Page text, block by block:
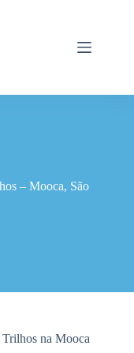
– Mooca, São
na Mooca